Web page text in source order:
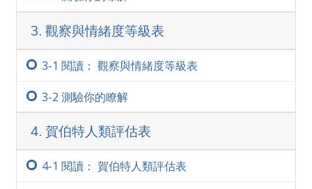
3. 觀察與情緒度等級表
閱讀： 觀察與情緒度等級表
測驗你的瞭解
4. 賀伯特人類評估表
閱讀： 賀伯特人類評估表